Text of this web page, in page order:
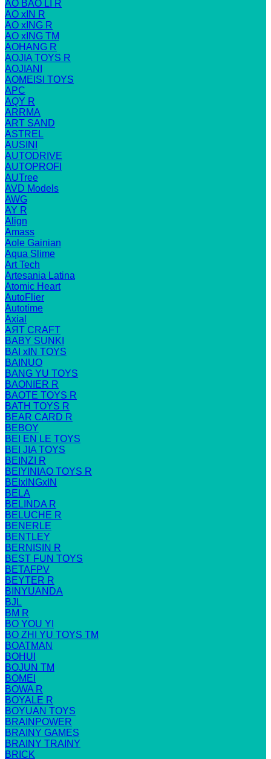
AO BAO LI R
AO xIN R
AO xING R
AO xING TM
AOHANG R
AOJIA TOYS R
AOJIANI
AOMEISI TOYS
APC
AQY R
ARRMA
ART SAND
ASTREL
AUSINI
AUTODRIVE
AUTOPROFI
AUTree
AVD Models
AWG
AY R
Align
Amass
Aole Gainian
Aqua Slime
Art Tech
Artesania Latina
Atomic Heart
AutoFlier
Autotime
Axial
AЯT CRAFT
BABY SUNKI
BAI xIN TOYS
BAINUO
BANG YU TOYS
BAONIER R
BAOTE TOYS R
BATH TOYS R
BEAR CARD R
BEBOY
BEI EN LE TOYS
BEI JIA TOYS
BEINZI R
BEIYINIAO TOYS R
BEIxINGxIN
BELA
BELINDA R
BELUCHE R
BENERLE
BENTLEY
BERNISIN R
BEST FUN TOYS
BETAFPV
BEYTER R
BINYUANDA
BJL
BM R
BO YOU YI
BO ZHI YU TOYS TM
BOATMAN
BOHUI
BOJUN TM
BOMEI
BOWA R
BOYALE R
BOYUAN TOYS
BRAINPOWER
BRAINY GAMES
BRAINY TRAINY
BRICK